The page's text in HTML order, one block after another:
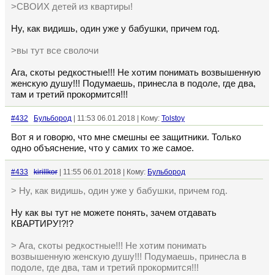
>СВОИХ детей из квартиры!
Ну, как видишь, один уже у бабушки, причем год.
>вы тут все сволочи
Ага, скоты редкостные!!! Не хотим понимать возвышенную
женскую душу!!! Подумаешь, принесла в подоле, где два,
там и третий прокормится!!!
#432 Бульбород | 11:53 06.01.2018 | Кому: Tolstoy
Вот я и говорю, что мне смешны ее защитники. Только
одно объяснение, что у самих то же самое.
#433 kirillkor | 11:55 06.01.2018 | Кому: Бульбород
> Ну, как видишь, один уже у бабушки, причем год.
Ну как вы тут не можете понять, зачем отдавать
КВАРТИРУ!?!?
> Ага, скоты редкостные!!! Не хотим понимать
возвышенную женскую душу!!! Подумаешь, принесла в
подоле, где два, там и третий прокормится!!!